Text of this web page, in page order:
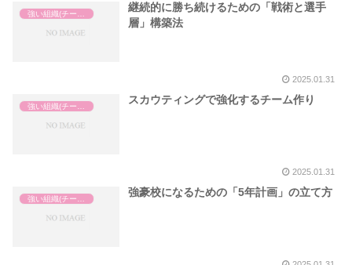
強い組織(チーム)の作り方
継続的に勝ち続けるための「戦術と選手
層」構築法
2025.01.31
スカウティングで強化するチーム作り
2025.01.31
強豪校になるための「5年計画」の立て方